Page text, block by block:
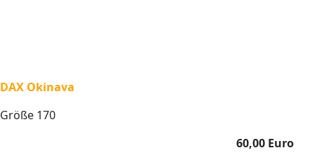
DAX Okinava
Größe 170
60,00 Euro